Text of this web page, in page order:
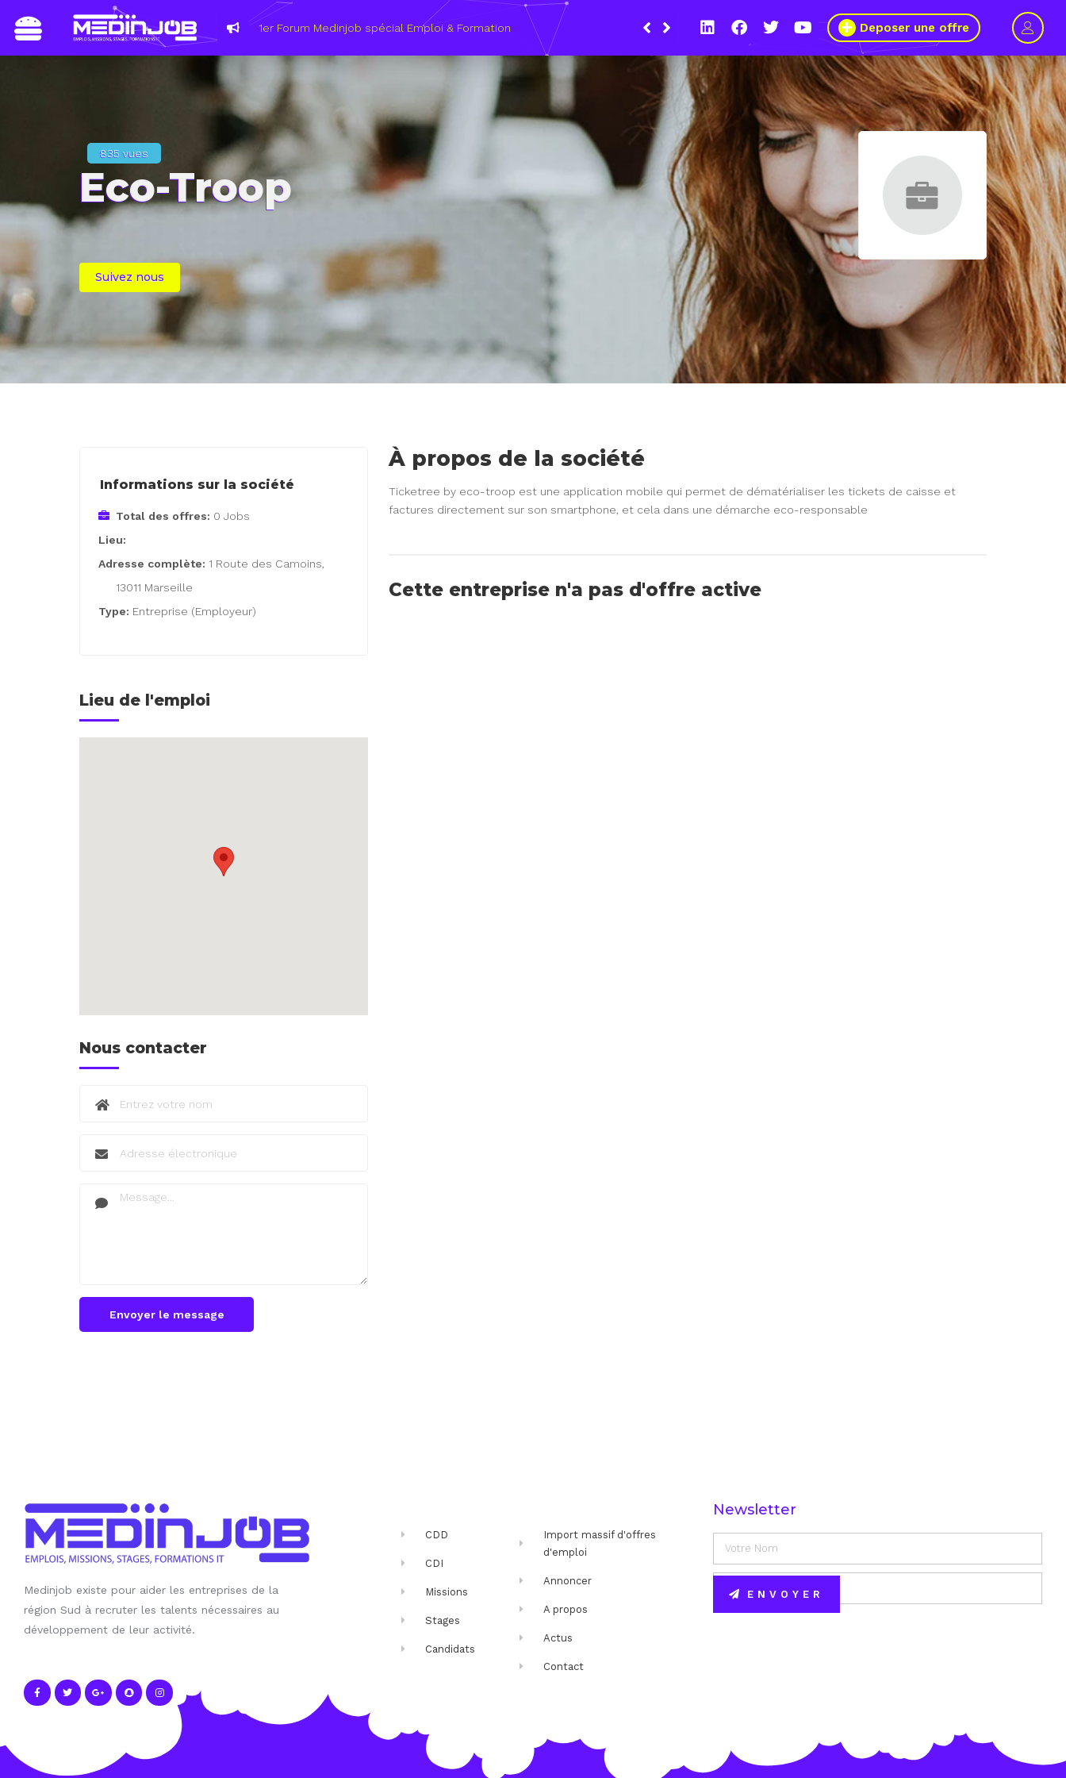
Du 8 au 11 mars 2021, le Wagon Marseille s’engage pour plus de mixité dans
les métiers du numérique
Deposer une offre
835 vues
Eco-Troop
Suivez nous
À propos de la société
Ticketree by eco-troop est une application mobile qui permet de dématérialiser les tickets de caisse et
factures directement sur son smartphone, et cela dans une démarche eco-responsable
Cette entreprise n'a pas d'offre active
Informations sur la société
Total des offres: 0 Jobs
Lieu:
Adresse complète: 1 Route des Camoins,
13011 Marseille
Type: Entreprise (Employeur)
Lieu de l'emploi
Nous contacter
Envoyer le message
Medinjob existe pour aider les entreprises de la
région Sud à recruter les talents nécessaires au
développement de leur activité.
CDD
CDI
Missions
Stages
Candidats
Import massif d'offres
d'emploi
Annoncer
A propos
Actus
Contact
Newsletter
ENVOYER